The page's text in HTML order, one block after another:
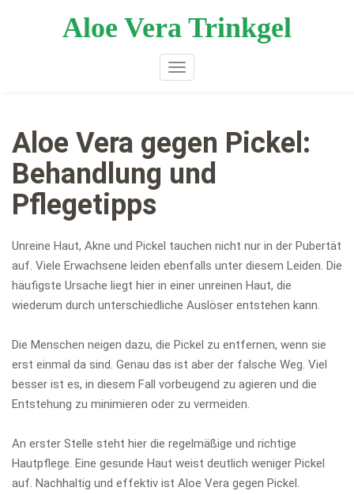
Aloe Vera Trinkgel
Toggle navigation
Aloe Vera gegen Pickel:
Behandlung und
Pflegetipps
Unreine Haut, Akne und Pickel tauchen nicht nur in der Pubertät
auf. Viele Erwachsene leiden ebenfalls unter diesem Leiden. Die
häufigste Ursache liegt hier in einer unreinen Haut, die
wiederum durch unterschiedliche Auslöser entstehen kann.
Die Menschen neigen dazu, die Pickel zu entfernen, wenn sie
erst einmal da sind. Genau das ist aber der falsche Weg. Viel
besser ist es, in diesem Fall vorbeugend zu agieren und die
Entstehung zu minimieren oder zu vermeiden.
An erster Stelle steht hier die regelmäßige und richtige
Hautpflege. Eine gesunde Haut weist deutlich weniger Pickel
auf. Nachhaltig und effektiv ist Aloe Vera gegen Pickel.